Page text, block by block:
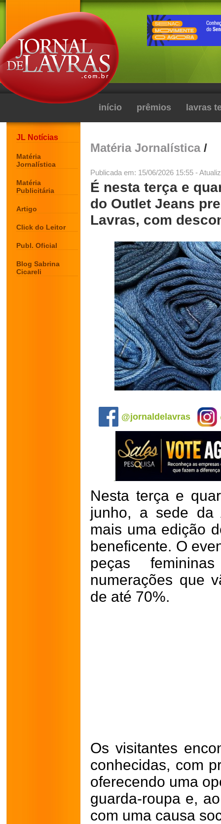
início prêmios lavras
JL Notícias
Matéria
Jornalística
Matéria
Publicitária
Artigo
Click do Leitor
Publ. Oficial
Blog Sabrina
Cicareli
Matéria Jornalística/
Publicada em: 15/06/2026 15:55 -
É nesta terça e
do Outlet Jeans
Lavras, com
@jornaldelavras
Nesta terça e
junho, a sede da
mais uma edição
beneficente. O
peças
numerações que
de até 70%.
Os visitantes
conhecidas, com
oferecendo uma
guarda-roupa e,
com uma causa